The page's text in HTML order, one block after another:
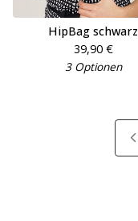
HipBag schwarz
39,90 €
3 Optionen